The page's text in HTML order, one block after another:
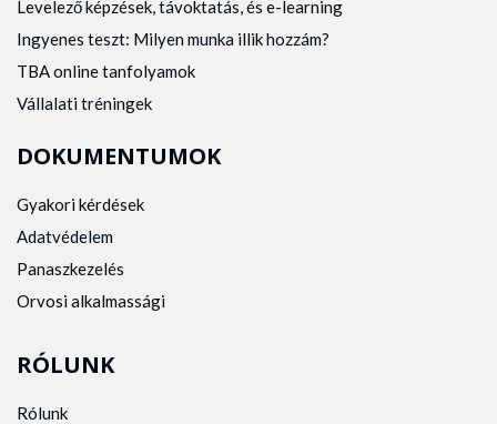
Levelező képzések, távoktatás, és e-learning
Ingyenes teszt: Milyen munka illik hozzám?
TBA online tanfolyamok
Vállalati tréningek
DOKUMENTUMOK
Gyakori kérdések
Adatvédelem
Panaszkezelés
Orvosi alkalmassági
RÓLUNK
Rólunk